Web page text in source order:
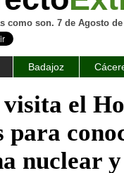
como son. 7 de Agosto de
Badajoz
el
para
nuclear